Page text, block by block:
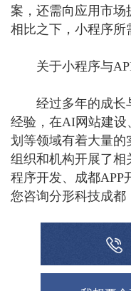
案，还需向应用市场
相比之下，小程序所
关于小程序与APP
经过多年的成长
经验，在AI网站建
划等领域有着大量的
组织和机构开展了
程序开发、成都APP
您咨询分形科技成都